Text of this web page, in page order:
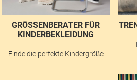
GRÖSSENBERATER FÜR K
INDERBEKLEIDUNG
Finde die perfekte Kindergröße